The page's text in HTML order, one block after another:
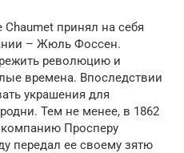
принял на себя
– Жюль Фоссен.
революцию и
времена. Впоследствии
украшения для
Тем не менее, в 1862
Просперу
передал ее своему зятю